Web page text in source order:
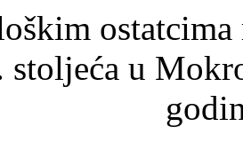
stoljeća u